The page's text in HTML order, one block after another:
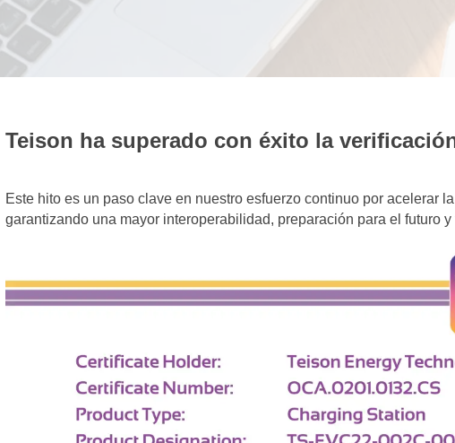
Teison ha superado con éxito la
Este hito es un paso clave en nuestro esfuerzo continuo por acelerar
garantizando una mayor interoperabilidad, preparación para el futuro